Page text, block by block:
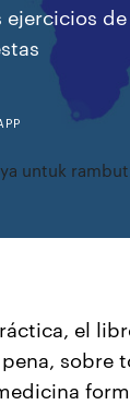
untuk rambut
el
sobre